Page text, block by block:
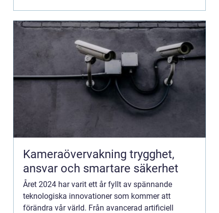
Kameraövervakning trygghet,
ansvar och smartare säkerhet
Året 2024 har varit ett år fyllt av spännande
teknologiska innovationer som kommer att
förändra vår värld. Från avancerad artificiell